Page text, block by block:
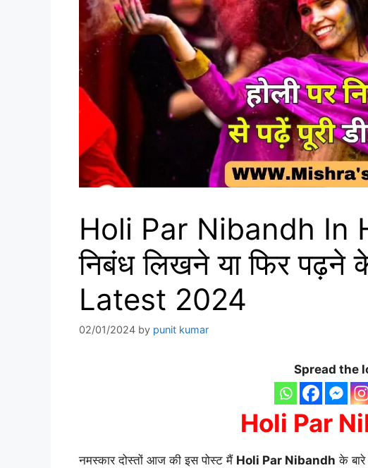
Holi Par Nibandh In
निबंध लिखने या फिर पढ़ने
Latest 2024
02/01/2024 by punit kumar
Spread the
Holi Par
नमस्कार दोस्तों आज की इस पोस्ट मैं Holi Par Nibandh के